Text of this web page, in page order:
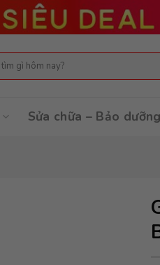
Sửa chữa – Bảo dưỡng